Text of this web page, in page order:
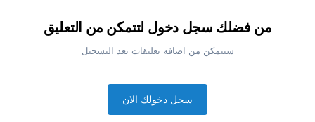
من فضلك سجل دخول لتتمكن من التعليق
ستتمكن من اضافه تعليقات بعد التسجيل
سجل دخولك الان